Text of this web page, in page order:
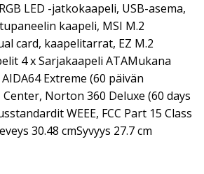
LED -jatkokaapeli, USB-asema,
kaapeli, MSI M.2
card, kaapelitarrat, EZ M.2
4 x Sarjakaapeli ATAMukana
Extreme (60 päivän
Norton 360 Deluxe (60 days
WEEE, FCC Part 15 Class
30.48 cmSyvyys 27.7 cm